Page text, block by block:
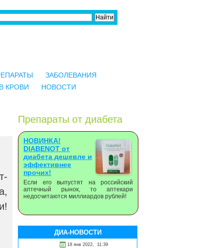
ЗАБОЛЕВАНИЯ
КРОВИ
НОВОСТИ
Препараты от диабета
НОВИНКА!
DIABENOT от
диабета дешевле и
эффективнее
прочих!
Если его выпустят на российский
аптечный рынок, то аптекари
недосчитаются миллиардов рублей!
ДИА-НОВОСТИ
18 янв 2022, 11:39